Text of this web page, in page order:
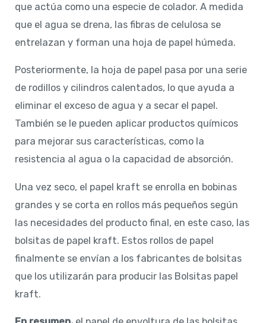
que actúa como una especie de colador. A medida
que el agua se drena, las fibras de celulosa se
entrelazan y forman una hoja de papel húmeda.
Posteriormente, la hoja de papel pasa por una serie
de rodillos y cilindros calentados, lo que ayuda a
eliminar el exceso de agua y a secar el papel.
También se le pueden aplicar productos químicos
para mejorar sus características, como la
resistencia al agua o la capacidad de absorción.
Una vez seco, el papel kraft se enrolla en bobinas
grandes y se corta en rollos más pequeños según
las necesidades del producto final, en este caso, las
bolsitas de papel kraft. Estos rollos de papel
finalmente se envían a los fabricantes de bolsitas
que los utilizarán para producir las Bolsitas papel
kraft.